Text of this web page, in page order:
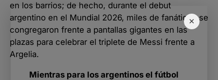
×
en los barrios; de hecho, durante el debut
argentino en el Mundial 2026, miles de fanáticos se
congregaron frente a pantallas gigantes en las
plazas para celebrar el triplete de Messi frente a
Argelia.
Mientras para los argentinos el fútbol